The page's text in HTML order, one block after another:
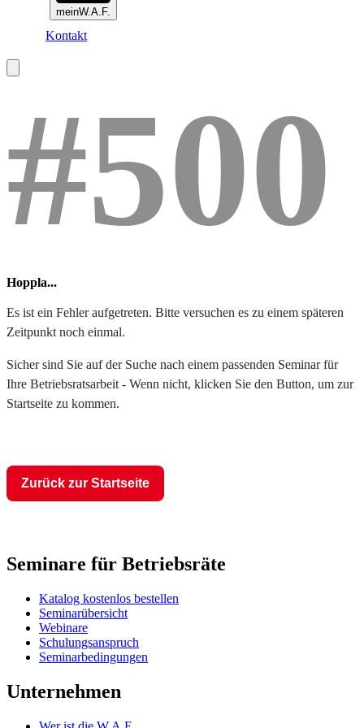
meinW.A.F.
Kontakt
#500
Hoppla...
Es ist ein Fehler aufgetreten. Bitte versuchen es zu einem späteren
Zeitpunkt noch einmal.
Sicher sind Sie auf der Suche nach einem passenden Seminar für
Ihre Betriebsratsarbeit - Wenn nicht, klicken Sie den Button, um zur
Startseite zu kommen.
Zurück zur Startseite
Seminare für Betriebsräte
Katalog kostenlos bestellen
Seminarübersicht
Webinare
Schulungsanspruch
Seminarbedingungen
Unternehmen